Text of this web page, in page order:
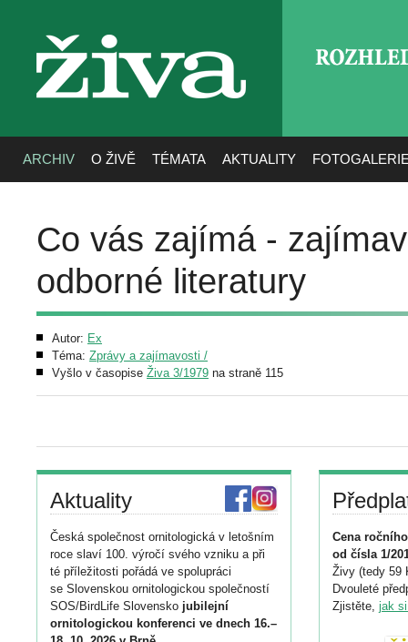
živa
ARCHIV O ŽIVĚ TÉMATA AKTUALITY
Co vás zajímá -
odborné literatury
Autor: Ex
Téma: Zprávy a zajímavosti /
Vyšlo v časopise Živa 3/1979 na straně 115
Aktuality
Česká společnost ornitologická v letošním
roce slaví 100. výročí svého vzniku a při
té příležitosti pořádá ve spolupráci
se Slovenskou ornitologickou společností
SOS/BirdLife Slovensko jubilejní
ornitologickou konferenci ve dnech 16.–
Cena
od čísla 1/
Živy (tedy 59
Dvouleté
Zjistěte, jak